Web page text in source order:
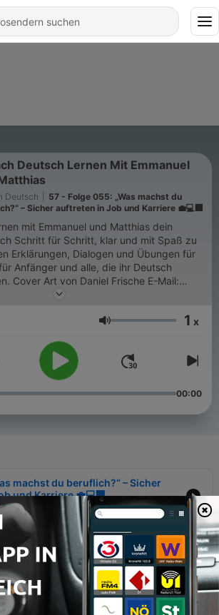
Deutsch Lernen Mit Emmanuel
Deutsch
57 - Folge 055: „Was machst du
– Sicher auftreten in Job und Karriere 💼💻🏢
mit Emmanuel und Matthias dein
Schritt für Schritt, klar und mit Spaß zu
Anfänger und alle, die ihr Deutsch
Lautstärke 1 x
00:00
machst du beruflich?“ – Sicher
und Karriere 💼💻🏢
normaler Wahnsinn“ – Über den
☕🏠🚲
machst du in deiner Freizeit? –
🎸⚽🎨